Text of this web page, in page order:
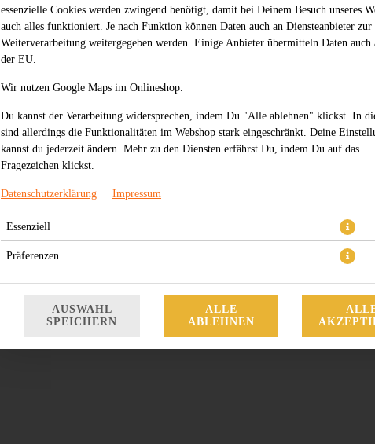
essenzielle Cookies werden zwingend benötigt, damit bei Deinem Besuch unseres
auch alles funktioniert. Je nach Funktion können Daten auch an Diensteanbieter zur
Weiterverarbeitung weitergegeben werden. Einige Anbieter übermitteln Daten auch
der EU.
Wir nutzen Google Maps im Onlineshop.
Du kannst der Verarbeitung widersprechen, indem Du "Alle ablehnen" klickst. In
sind allerdings die Funktionalitäten im Webshop stark eingeschränkt. Deine
kannst du jederzeit ändern. Mehr zu den Diensten erfährst Du, indem Du auf das
Fragezeichen klickst.
Datenschutzerklärung Impressum
Essenziell
Präferenzen
AUSWAHL
SPEICHERN
ALLE
ABLEHNEN